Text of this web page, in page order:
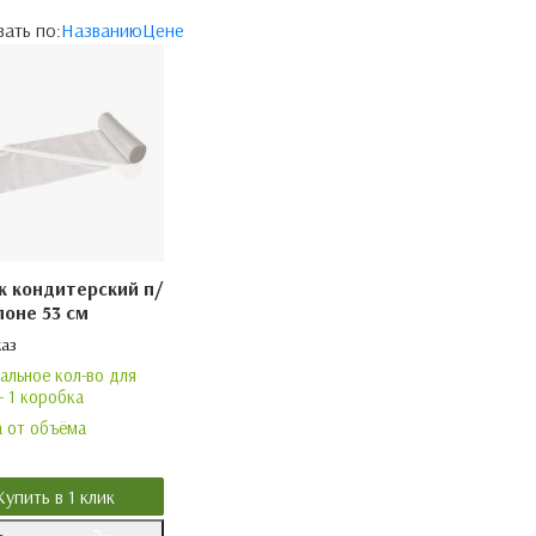
по:НазваниюЦене
кондитерский п/
53 см
кол-во для
1 коробка
от объёма
в 1 клик